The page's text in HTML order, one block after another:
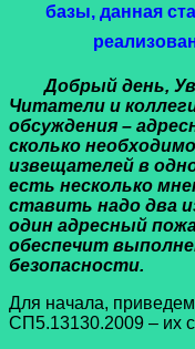
базы, данная
Добрый день,
Читатели и
обсуждения –
сколько
извещателей в
есть несколько
ставить надо два
один адресный
обеспечит
безопасности.
Для начала,
СП5.13130.2009 – их